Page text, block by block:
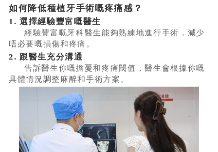
如何降低種植牙手術嘅疼痛感？
1. 選擇經驗豐富嘅醫生
經驗豐富嘅牙科醫生能夠熟練地進行手術，減少
唔必要嘅損傷和疼痛。
2. 跟醫生充分溝通
告訴醫生你嘅擔憂和疼痛閾值，醫生會根據你嘅
具體情況調整麻醉和手術方案。